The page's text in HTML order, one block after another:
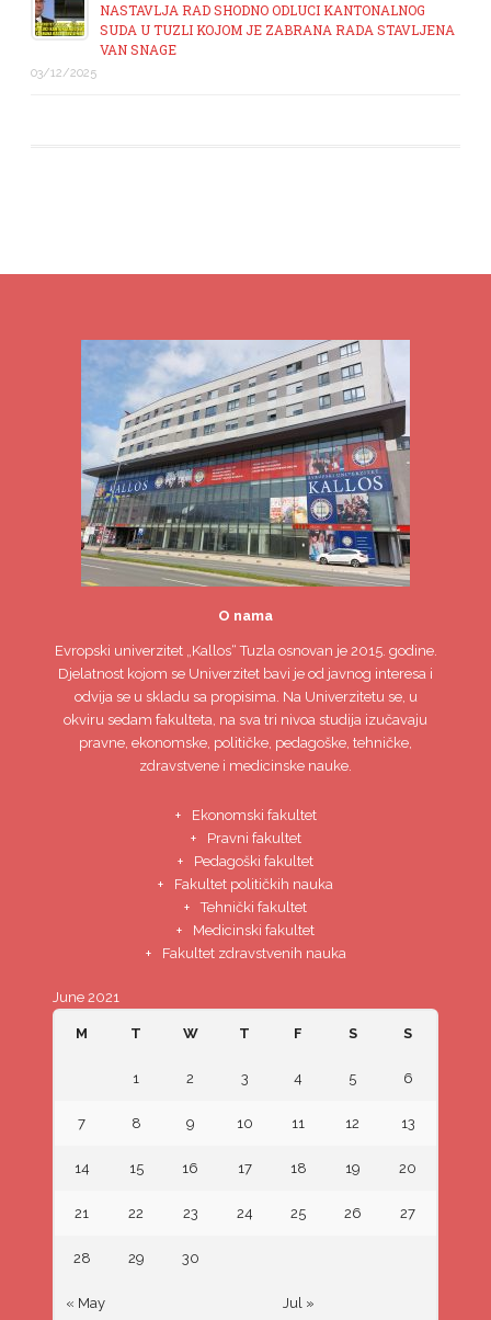
NASTAVLJA RAD SHODNO ODLUCI KANTONALNOG
SUDA U TUZLI KOJOM JE ZABRANA RADA STAVLJENA
VAN SNAGE
03/12/2025
O nama
Evropski univerzitet„Kallos“ Tuzla osnovan je 2015. godine.
Djelatnost kojom se Univerzitet bavi je od javnog interesa i
odvija se u skladu sa propisima. Na Univerzitetu se, u
okviru sedam fakulteta, na sva tri nivoa studija izučavaju
pravne, ekonomske, političke, pedagoške, tehničke,
zdravstvene i medicinske nauke.
Ekonomski fakultet
Pravni fakultet
Pedagoški fakultet
Fakultet političkih nauka
Tehnički fakultet
Medicinski fakultet
Fakultet zdravstvenih nauka
June 2021
M T W T F S S
« May Jul »
1 2 3 4 5 6
7 8 9 10 11 12 13
14 15 16 17 18 19 20
21 22 23 24 25 26 27
28 29 30